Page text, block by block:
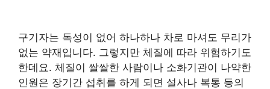
구기자는 독성이 없어 하나하나 차로 마셔도 무리가
없는 약재입니다. 그렇지만 체질에 따라 위험하기도
한데요. 체질이 쌀쌀한 사람이나 소화기관이 나약한
인원은 장기간 섭취를 하게 되면 설사나 복통 등의